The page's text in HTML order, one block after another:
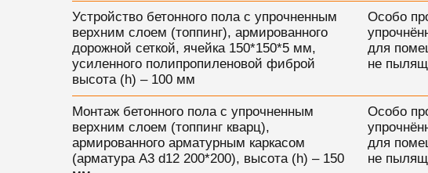
Устройство бетонного пола с упрочненным
верхним слоем (топпинг), армированного
дорожной сеткой, ячейка 150*150*5 мм,
усиленного полипропиленовой фиброй
высота (h) – 100 мм
Особо
для
не
Монтаж бетонного пола с упрочненным
верхним слоем (топпинг кварц),
армированного арматурным каркасом
(арматура А3 d12 200*200), высота (h) – 150
Особо
для
не